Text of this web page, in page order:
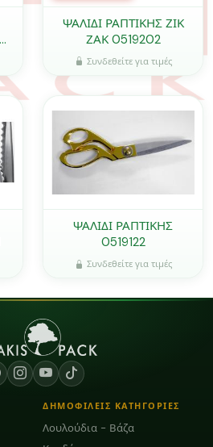
ΨΑΛΙΔΙ ΡΑΠΤΙΚΗΣ ΖΙΚ
ΖΑΚ 0519202
Συνδεθείτε για τιμές
ΨΑΛΙΔΙ ΡΑΠΤΙΚΗΣ
0519122
Συνδεθείτε για τιμές
ΔΗΜΟΦΙΛΕΙΣ ΚΑΤΗΓΟΡΙΕΣ
Λουλούδια - Βάζα